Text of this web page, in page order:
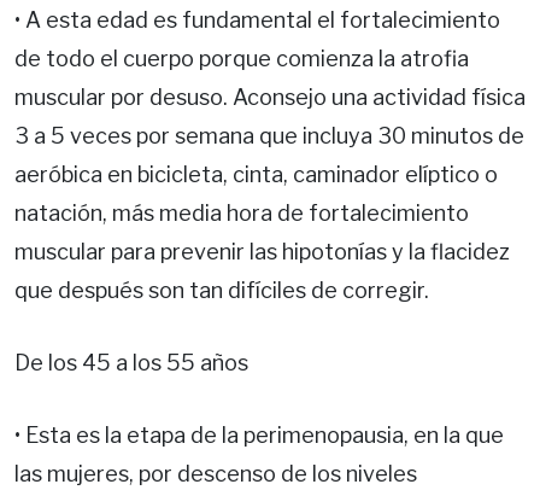
• A esta edad es fundamental el fortalecimiento
de todo el cuerpo porque comienza la atrofia
muscular por desuso. Aconsejo una actividad física
3 a 5 veces por semana que incluya 30 minutos de
aeróbica en bicicleta, cinta, caminador elíptico o
natación, más media hora de fortalecimiento
muscular para prevenir las hipotonías y la flacidez
que después son tan difíciles de corregir.
De los 45 a los 55 años
• Esta es la etapa de la perimenopausia, en la que
las mujeres, por descenso de los niveles